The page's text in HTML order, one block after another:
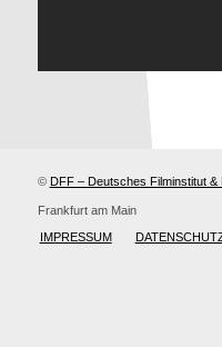
© DFF – Deutsches Filminstitut &
Frankfurt am Main
IMPRESSUM